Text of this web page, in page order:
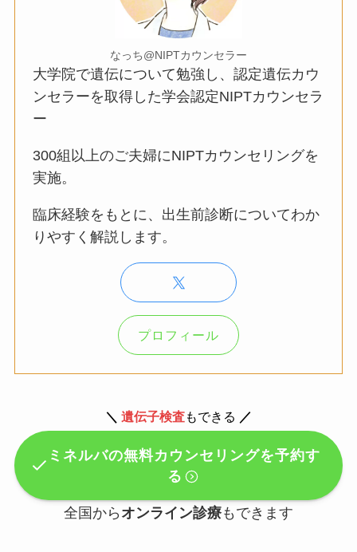
なっち@NIPTカウンセラー
大学院で遺伝について勉強し、認定遺伝カウ
ンセラーを取得した学会認定NIPTカウンセラ
ー
300組以上のご夫婦にNIPTカウンセリングを
実施。
臨床経験をもとに、出生前診断についてわか
りやすく解説します。
プロフィール
＼ 遺伝子検査もできる ／
ミネルバの無料カウンセリングを予約す
る
全国から オンライン診療もできます